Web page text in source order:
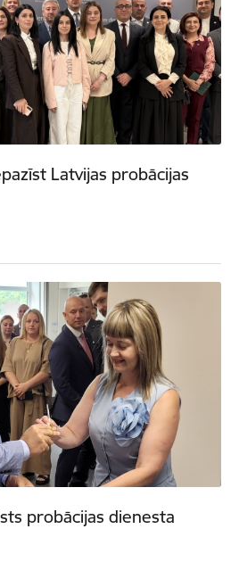
Latvijas probācijas
probācijas dienesta